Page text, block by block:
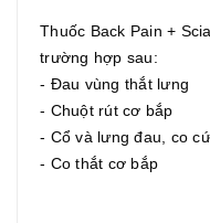
Thuốc Back Pain +
trường hợp sau:
- Đau vùng thắt lưng
- Chuột rút cơ bắp
- Cổ và lưng đau, co
- Co thắt cơ bắp